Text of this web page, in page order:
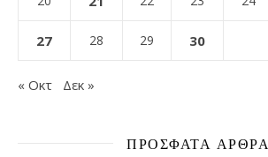
27 28 29 30
« Οκτ Δεκ »
ΠΡΌΣΦΑΤΑ ΆΡΘΡΑ